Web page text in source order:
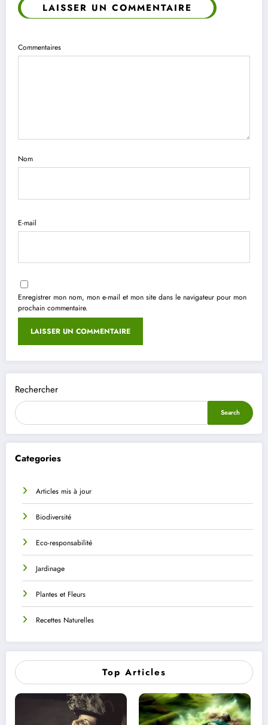
Rechercher
Search
Categories
Articles mis à jour
Biodiversité
Eco-responsabilité
Jardinage
Plantes et Fleurs
Recettes Naturelles
LAISSER UN COMMENTAIRE
Commentaires
Nom
E-mail
Enregistrer mon nom, mon e-mail et mon site dans le navigateur pour mon
prochain commentaire.
Top Articles